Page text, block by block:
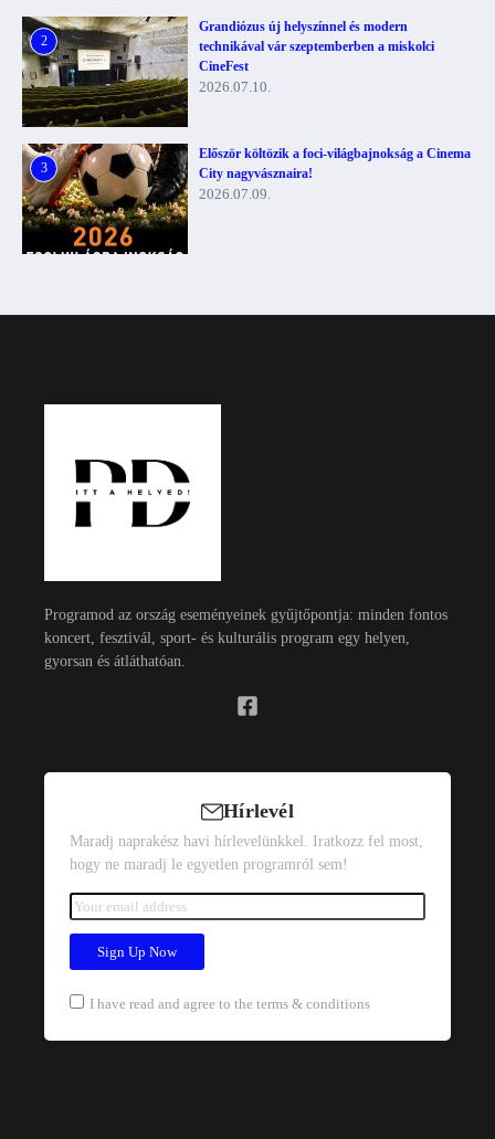
2
Grandiózus új helyszínnel és modern
technikával vár szeptemberben a miskolci
CineFest
2026.07.10.
3
Először költözik a foci-világbajnokság a Cinema
City nagyvásznaira!
2026.07.09.
Programod az ország eseményeinek gyűjtőpontja: minden fontos
koncert, fesztivál, sport- és kulturális program egy helyen,
gyorsan és átláthatóan.
Hírlevél
Maradj naprakész havi hírlevelünkkel. Iratkozz fel most,
hogy ne maradj le egyetlen programról sem!
I have read and agree to the terms & conditions